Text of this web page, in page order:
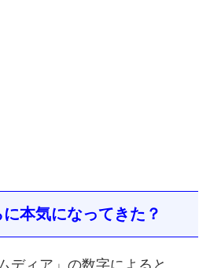
本気になってきた？
ディア」の数字によると、